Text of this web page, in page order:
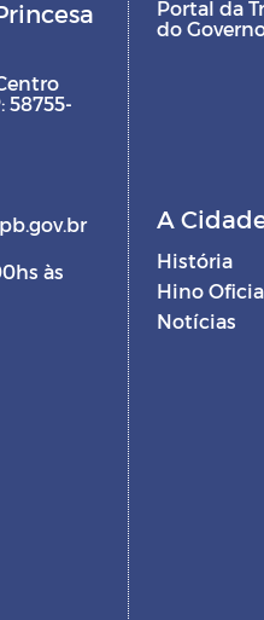
58755-
às
Portal da
do
A
História
Hino
Notícias